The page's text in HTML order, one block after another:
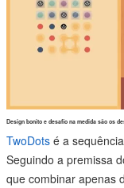
Design bonito e desafio na medida são os
TwoDots é a
Seguindo a premissa
que combinar apenas